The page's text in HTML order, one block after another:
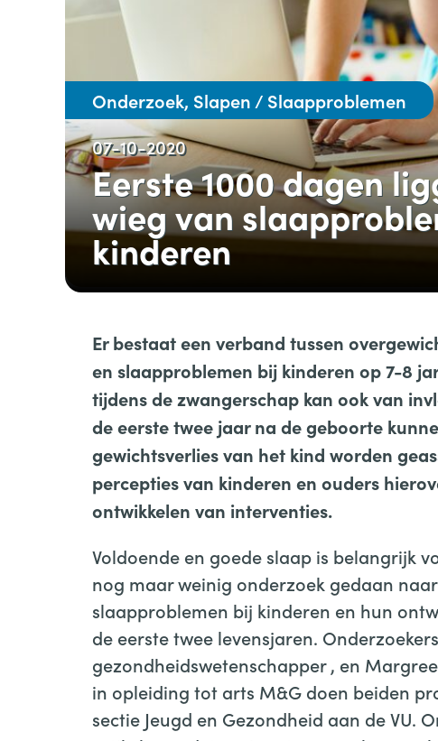
Onderzoek, Slapen / Slaapproblemen
07-10-2020
Eerste 1000 dagen
wieg van
kinderen
Er bestaat een verband tussen
en slaapproblemen bij kinderen op 7-8
tijdens de zwangerschap kan ook van
de eerste twee jaar na de geboorte
gewichtsverlies van het kind worden
percepties van kinderen en ouders
ontwikkelen van interventies.
Voldoende en goede slaap is belangrijk
nog maar weinig onderzoek gedaan
slaapproblemen bij kinderen en hun
de eerste twee levensjaren.
gezondheidswetenschapper , en
in opleiding tot arts M&G doen beiden
sectie Jeugd en Gezondheid aan de VU.